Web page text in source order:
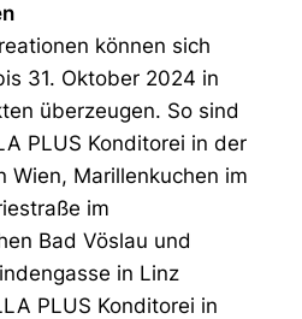
können sich
31. Oktober 2024 in
überzeugen. So sind
PLUS Konditorei in der
Wien, Marillenkuchen im
im
Bad Vöslau und
in Linz
PLUS Konditorei in